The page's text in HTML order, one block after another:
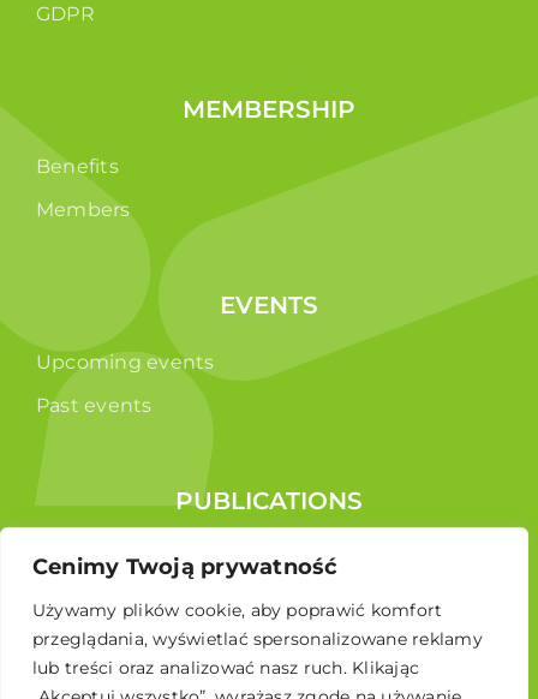
Cenimy Twoją prywatność
Używamy plików cookie, aby poprawić komfort
przeglądania, wyświetlać spersonalizowane reklamy
lub treści oraz analizować nasz ruch. Klikając
GDPR
MEMBERSHIP
Benefits
Members
EVENTS
Upcoming events
Past events
PUBLICATIONS
Reports
Educational brochure